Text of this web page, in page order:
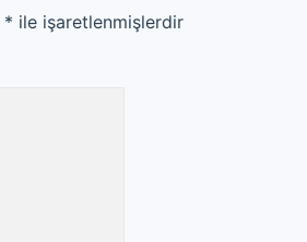
* ile işaretlenmişlerdir